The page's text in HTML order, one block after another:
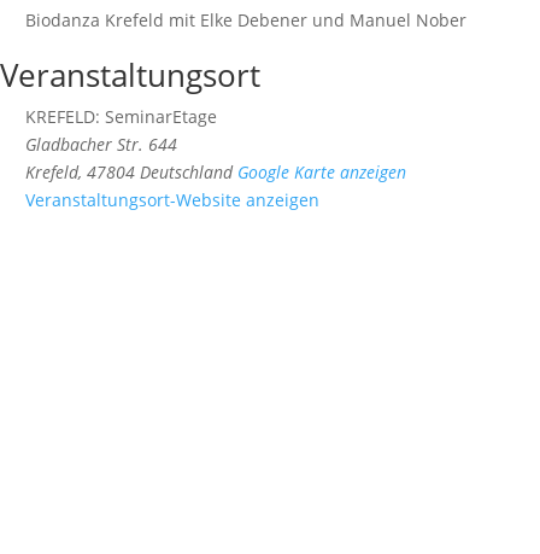
Biodanza Krefeld mit Elke Debener und Manuel Nober
Veranstaltungsort
KREFELD: SeminarEtage
Gladbacher Str. 644
Krefeld, 47804 Deutschland Google Karte anzeigen
Veranstaltungsort-Website anzeigen